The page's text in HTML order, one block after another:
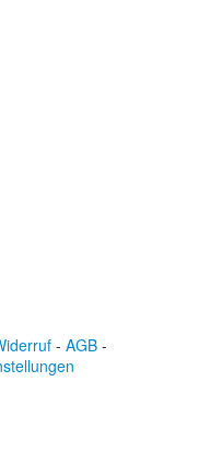
- AGB -